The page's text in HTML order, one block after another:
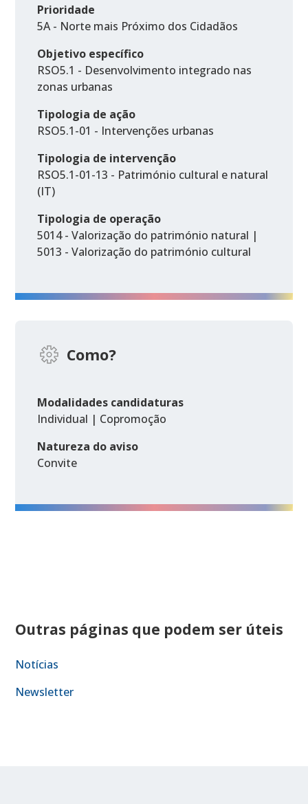
Prioridade
5A - Norte mais Próximo dos Cidadãos
Objetivo específico
RSO5.1 - Desenvolvimento integrado nas
zonas urbanas
Tipologia de ação
RSO5.1-01 - Intervenções urbanas
Tipologia de intervenção
RSO5.1-01-13 - Património cultural e natural
(IT)
Tipologia de operação
5014 - Valorização do património natural |
5013 - Valorização do património cultural
Como?
Modalidades candidaturas
Individual | Copromoção
Natureza do aviso
Convite
Outras páginas que podem ser úteis
Notícias
Newsletter